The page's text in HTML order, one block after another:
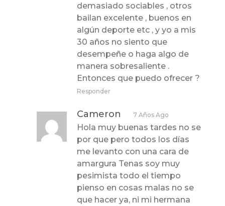
demasiado sociables , otros
bailan excelente , buenos en
algún deporte etc , y yo a mis
30 años no siento que
desempeñe o haga algo de
manera sobresaliente .
Entonces que puedo ofrecer ?
Responder
Cameron 7 Años Ago
Hola muy buenas tardes no se
por que pero todos los días
me levanto con una cara de
amargura Tenas soy muy
pesimista todo el tiempo
pienso en cosas malas no se
que hacer ya, ni mi hermana